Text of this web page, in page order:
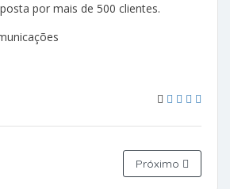
por mais de 500 clientes.
Próximo